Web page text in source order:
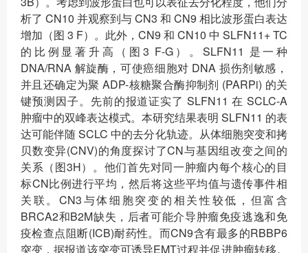
析了 CN10 并观察到与 CN3 和 CN9 相比波形蛋白表达
增加（图 3 F）。此外，CN9 和 CN10 中 SLFN11+ TC
的比例显著升高（图3 F-G）。SLFN11 是一种
DNA/RNA 解旋酶，可使癌细胞对 DNA 损伤剂敏感，
并且还确定为聚 ADP-核糖聚合酶抑制剂 (PARPi) 的关
键预测因子。先前的报道证实了 SLFN11 在 SCLC-A
肿瘤中的双峰表达模式。本研究结果表明 SLFN11 的表
达可能伴随 SCLC 中的去分化轨迹。从体细胞突变和拷
贝数变异(CNV)的角度探讨了CN与基因组改变之间的
关系（图3H）。他们首先对同一肿瘤内每个核心的目
标CN比例进行平均，然后将这些平均值与遗传事件相
关联。CN3与体细胞突变的相关性较低，但富含
BRCA2和B2M缺失，后者可能介导肿瘤免疫逃逸和免
疫检查点阻断(ICB)耐药性。而CN9含有最多的RBBP6
突变，据报道该突变可诱导EMT过程并促进肿瘤转移。